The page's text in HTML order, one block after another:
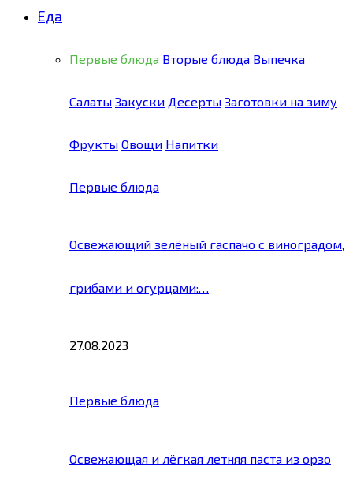
Еда
Первые блюда Вторые блюда Выпечка
Салаты Закуски Десерты Заготовки на зиму
Фрукты Овощи Напитки
Первые блюда
Освежающий зелёный гаспачо с виноградом,
грибами и огурцами:…
27.08.2023
Первые блюда
Освежающая и лёгкая летняя паста из орзо